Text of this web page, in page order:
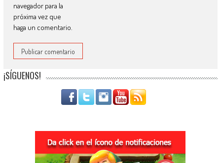
navegador para la
próxima vez que
haga un comentario.
¡SÍGUENOS!